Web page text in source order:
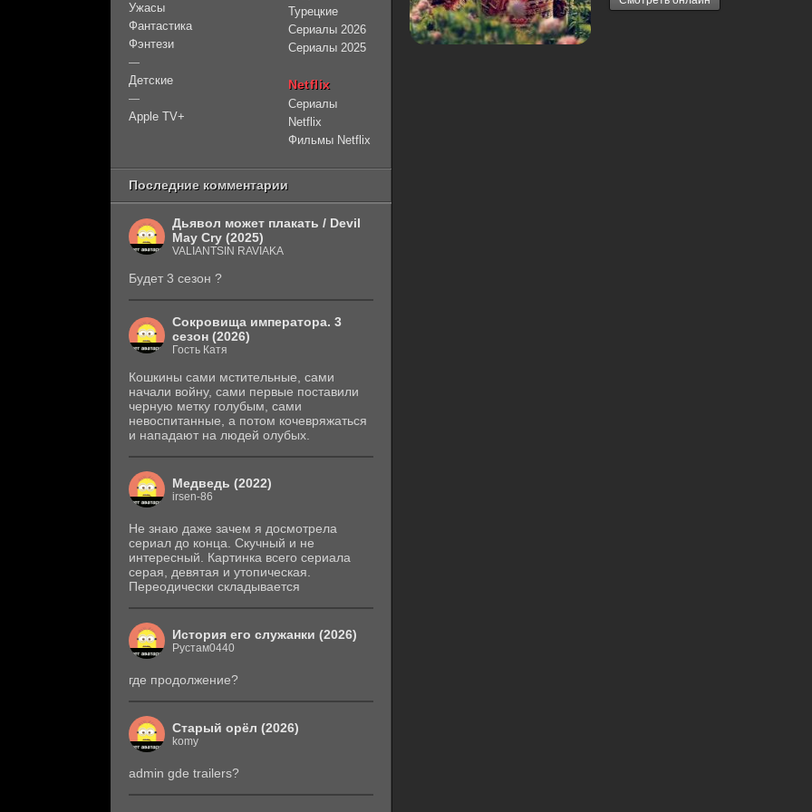
Ужасы
Фантастика
Фэнтези
—
Детские
—
Apple TV+
Турецкие
Сериалы 2026
Сериалы 2025
Netflix
Сериалы
Netflix
Фильмы Netflix
Последние комментарии
Дьявол может плакать / Devil
May Cry (2025)
VALIANTSIN RAVIAKA
Будет 3 сезон ?
Сокровища императора. 3
сезон (2026)
Гость Катя
Кошкины сами мстительные, сами
начали войну, сами первые поставили
черную метку голубым, сами
невоспитанные, а потом кочевряжаться
и нападают на людей олубых.
Медведь (2022)
irsen-86
Не знаю даже зачем я досмотрела
сериал до конца. Скучный и не
интересный. Картинка всего сериала
серая, девятая и утопическая.
Переодически складывается
История его служанки (2026)
Рустам0440
где продолжение?
Старый орёл (2026)
komy
admin gde trailers?